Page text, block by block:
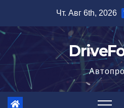
содержимому
Чт. Авг 6th, 2026